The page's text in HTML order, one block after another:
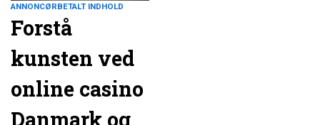
ANNONCØRBETALT INDHOLD
Forstå
kunsten ved
online casino
Danmark og